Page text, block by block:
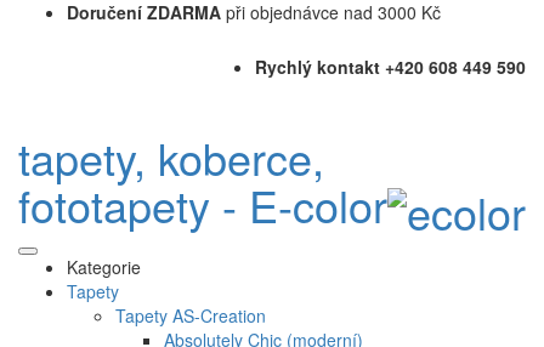
Doručení ZDARMA při objednávce nad 3000 Kč
Rychlý kontakt +420 608 449 590
tapety, koberce,
fototapety - E-color
Kategorie
Tapety
Tapety AS-Creation
Absolutely Chic (moderní)